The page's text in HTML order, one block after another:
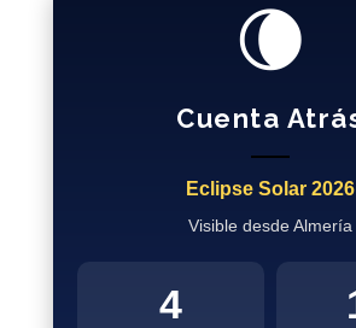
🌘
Cuenta
Eclipse Solar 2026
Visible desde Almería
4